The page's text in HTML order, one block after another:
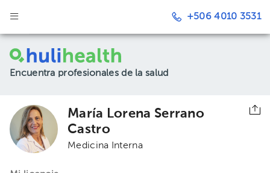
+506 4010 3531
Encuentra profesionales de la salud
María Lorena Serrano
Castro
Medicina Interna